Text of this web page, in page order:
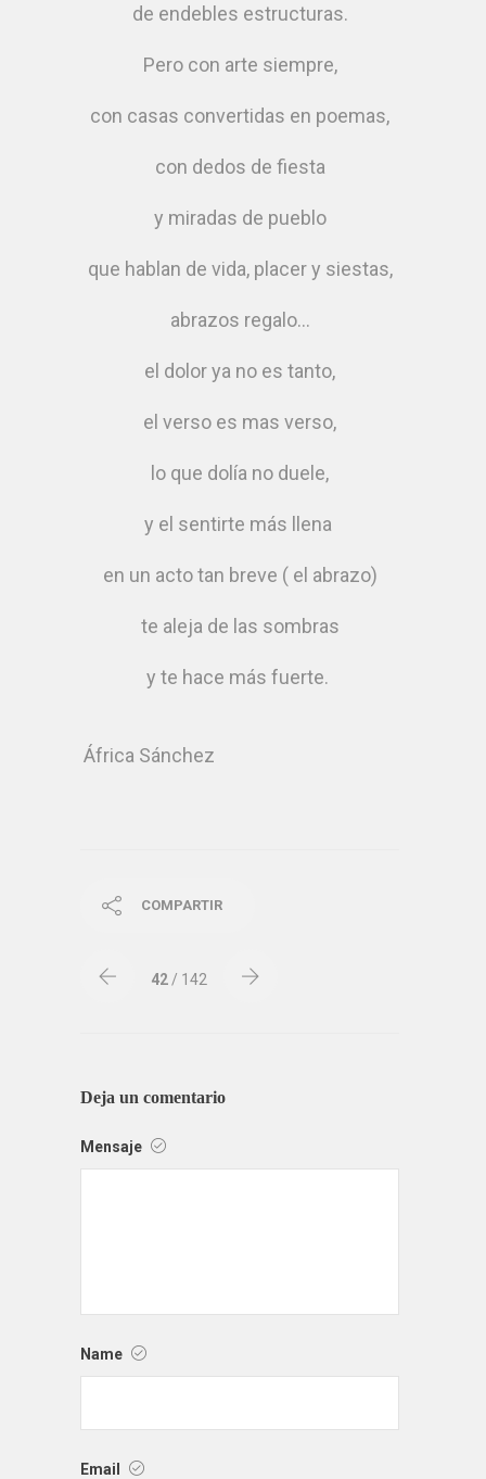
de endebles estructuras.
Pero con arte siempre,
con casas convertidas en poemas,
con dedos de fiesta
y miradas de pueblo
que hablan de vida, placer y siestas,
abrazos regalo…
el dolor ya no es tanto,
el verso es mas verso,
lo que dolía no duele,
y el sentirte más llena
en un acto tan breve ( el abrazo)
te aleja de las sombras
y te hace más fuerte.
África Sánchez
COMPARTIR
42 / 142
Deja un comentario
Mensaje
Name
Email